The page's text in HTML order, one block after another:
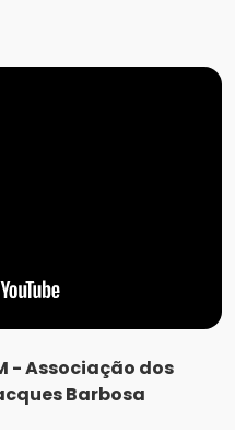
- Associação dos
Barbosa